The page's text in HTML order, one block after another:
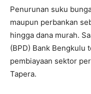
Penurunan suku
maupun perbankan
hingga dana murah.
(BPD) Bank Bengkulu
pembiayaan sektor
Tapera.